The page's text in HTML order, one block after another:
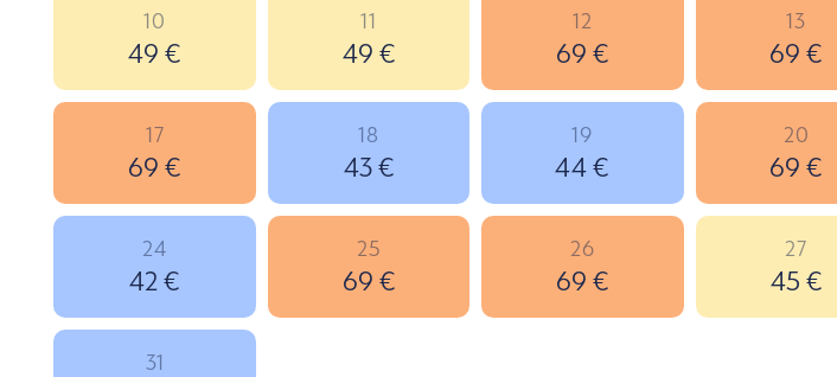
10
49 €
11
49 €
12
69 €
13
69 €
17
69 €
18
43 €
19
44 €
20
69 €
24
42 €
25
69 €
26
69 €
27
45 €
31